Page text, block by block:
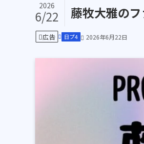
藤牧大雅の
2026
6/22
広告 日プ4 2026年6月22日